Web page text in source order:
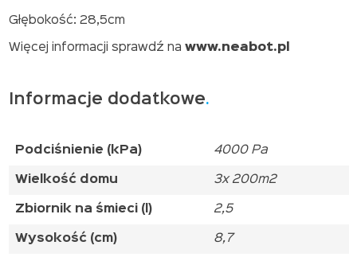
Głębokość: 28,5cm
Więcej informacji sprawdź na www.neabot.pl
Informacje dodatkowe
Podciśnienie (kPa) 4000 Pa
Wielkość domu 3x 200m2
Zbiornik na śmieci (l) 2,5
Wysokość (cm) 8,7